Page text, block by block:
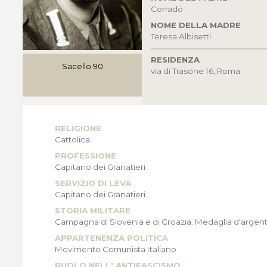
Sacello 90
Corrado
NOME DELLA MADRE
Teresa Albisetti
RESIDENZA
via di Trasone 16, Roma
RELIGIONE
Cattolica
PROFESSIONE
Capitano dei Granatieri
SERVIZIO DI LEVA
Capitano dei Granatieri
STORIA MILITARE
Campagna di Slovenia e di Croazia. Medaglia
APPARTENENZA POLITICA
Movimento Comunista Italiano